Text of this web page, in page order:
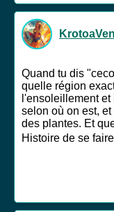
Quand tu dis
quelle région
l'ensoleillement et
selon où on est,
des plantes. Et
Histoire de se